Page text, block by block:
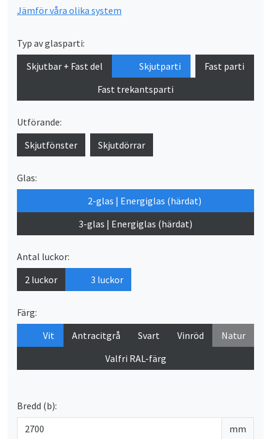
Jämför våra olika system
Typ av glasparti:
Skjutbar + Fast del
Skjutparti
Fast parti
Fast trekantsparti
Utförande:
Skjutfönster
Skjutdörrar
Glas:
2-glas | Energiglas (härdat)
3-glas | Energiglas (härdat)
Antal luckor:
2 luckor
3 luckor
Färg:
Vit
Antracitgrå Svart Vinröd
Natur
Valfri RAL-färg
Bredd (b):
mm